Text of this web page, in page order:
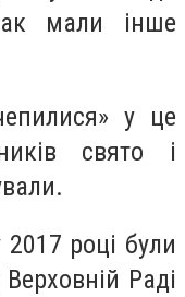
мали інше
у це
свято і
році були
Раді